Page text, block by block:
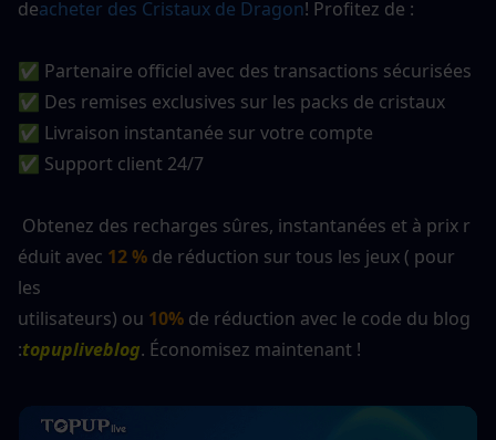
deacheter des Cristaux de Dragon! Profitez de :
✅ Partenaire officiel avec des transactions sécurisées
✅ Des remises exclusives sur les packs de cristaux
✅ Livraison instantanée sur votre compte
✅ Support client 24/7
Obtenez des recharges sûres, instantanées et à prix r
éduit avec 12 % de réduction sur tous les jeux ( pour
les
utilisateurs) ou 10% de réduction avec le code du blog
:topupliveblog. Économisez maintenant !